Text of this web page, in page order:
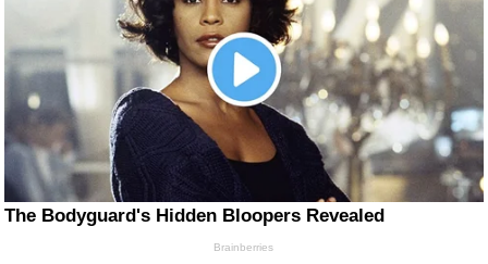
The Bodyguard's Hidden Bloopers Revealed
Brainberries